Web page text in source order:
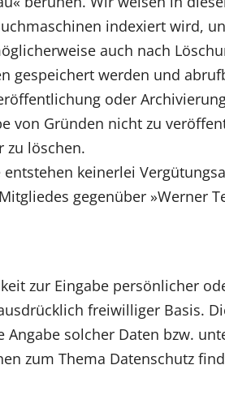
indexiert wird,
auch nach
gespeichert werden und
oder
von Gründen nicht zu
zu löschen.
keinerlei
gegenüber »Werner
zur Eingabe persönlicher
freiwilliger Basis.
solcher Daten bzw.
zum Thema Datenschutz